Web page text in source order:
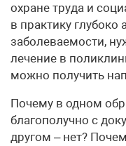
охране труда и
в практику
заболеваемости,
лечение в
можно получить
Почему в одном
благополучно с
другом – нет?